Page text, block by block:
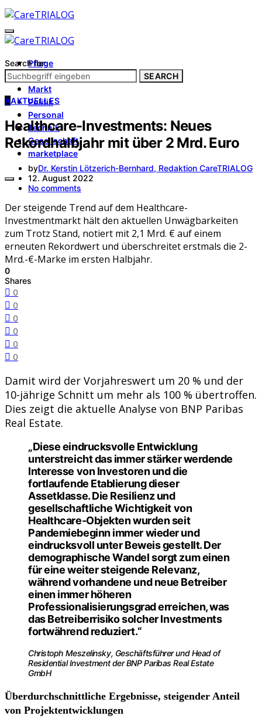
Pflege
Architektur
Markt
Politik
Personal
Technik
Gesellschaft
marketplace
Search for:
SEARCH
AAKTUELLES
Healthcare-Investments: Neues
Rekordhalbjahr mit über 2 Mrd. Euro
byDr. Kerstin Lötzerich-Bernhard, Redaktion CareTRIALOG
12. August 2022
No comments
Der steigende Trend auf dem Healthcare-
Investmentmarkt hält den aktuellen Unwägbarkeiten
zum Trotz Stand, notiert mit 2,1 Mrd. € auf einem
erneuten Rekordwert und überschreitet erstmals die 2-
Mrd.-€-Marke im ersten Halbjahr.
0
Shares
0
0
0
0
0
0
Damit wird der Vorjahreswert um 20 % und der
10-jährige Schnitt um mehr als 100 % übertroffen.
Dies zeigt die aktuelle Analyse von BNP Paribas
Real Estate.
„Diese eindrucksvolle Entwicklung
unterstreicht das immer stärker werdende
Interesse von Investoren und die
fortlaufende Etablierung dieser
Assetklasse. Die Resilienz und
gesellschaftliche Wichtigkeit von
Healthcare-Objekten wurden seit
Pandemiebeginn immer wieder und
eindrucksvoll unter Beweis gestellt. Der
demographische Wandel sorgt zum einen
für eine weiter steigende Relevanz,
während vorhandene und neue Betreiber
einen immer höheren
Professionalisierungsgrad erreichen, was
das Betreiberrisiko solcher Investments
fortwährend reduziert.“
Christoph Meszelinsky, Geschäftsführer und Head of
Residential Investment der BNP Paribas Real Estate
GmbH
Überdurchschnittliche Ergebnisse, steigender Anteil
von Projektentwicklungen